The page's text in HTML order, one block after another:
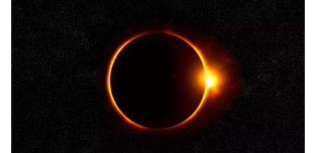
"EN COORDINACIÓN CON EL GOBIERNO"
El PSOE garantiza que Felipe VI visitará Ceuta
“cuando sea oportuno”